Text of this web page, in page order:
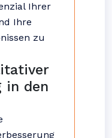
Ihrer
Ihre
zu
in den